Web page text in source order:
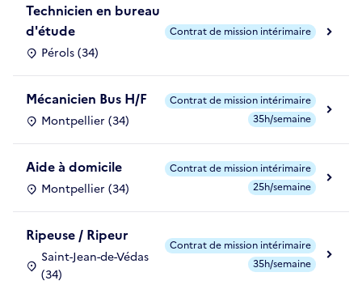
Technicien en bureau
d'étude
Pérols (34)
Contrat de mission intérimaire
Mécanicien Bus H/F
Montpellier (34)
Contrat de mission intérimaire
35h/semaine
Aide à domicile
Montpellier (34)
Contrat de mission intérimaire
25h/semaine
Ripeuse / Ripeur
Saint-Jean-de-Védas
(34)
Contrat de mission intérimaire
35h/semaine